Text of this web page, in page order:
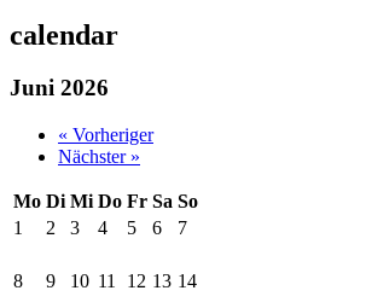
calendar
Juni 2026
« Vorheriger
Nächster »
Mo Di Mi Do Fr Sa So
1
2 3 4 5 6 7
8 9 10 11 12 13 14